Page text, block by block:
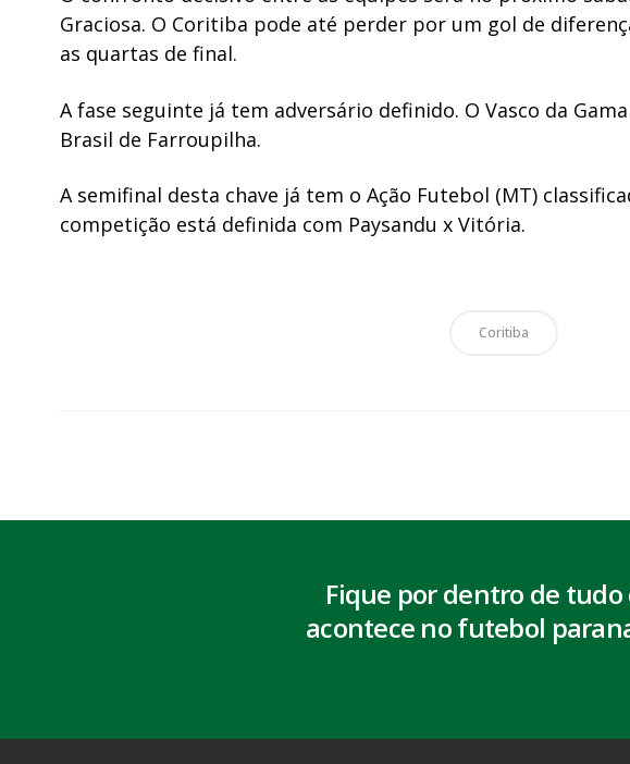
Graciosa. O Coritiba pode até perder por um gol de
as quartas de final.
A fase seguinte já tem adversário definido. O Vasco da
Brasil de Farroupilha.
A semifinal desta chave já tem o Ação Futebol (MT)
competição está definida com Paysandu x Vitória.
Coritiba
Fique por dentro de tudo
acontece no futebol